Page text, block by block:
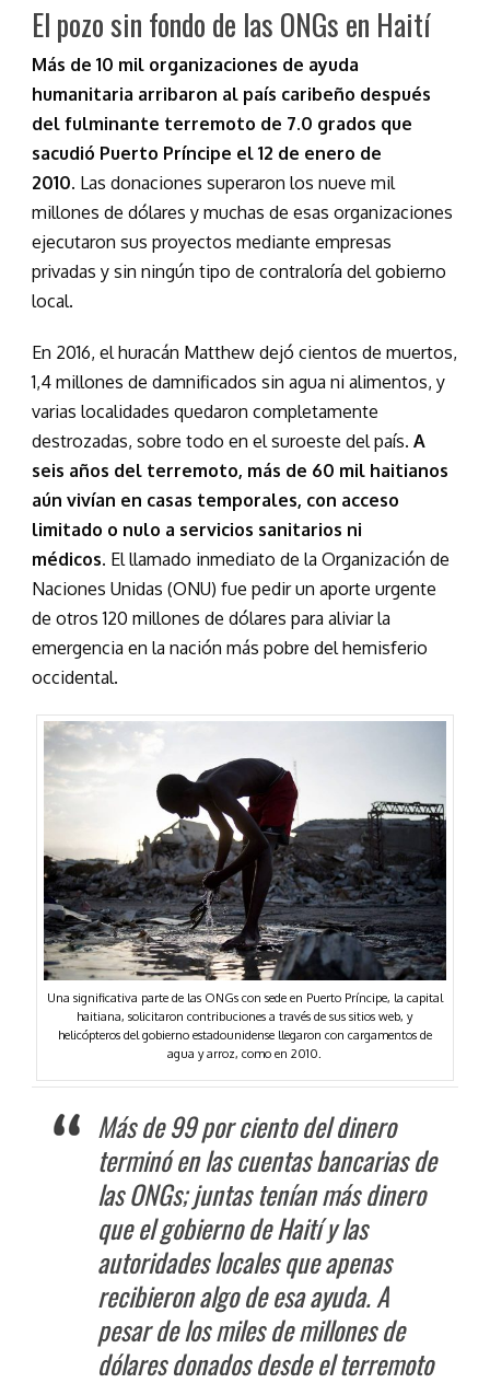
El pozo sin fondo de las ONGs en Haití
Más de 10 mil organizaciones de ayuda
humanitaria arribaron al país caribeño después
del fulminante terremoto de 7.0 grados que
sacudió Puerto Príncipe el 12 de enero de
2010. Las donaciones superaron los nueve mil
millones de dólares y muchas de esas organizaciones
ejecutaron sus proyectos mediante empresas
privadas y sin ningún tipo de contraloría del gobierno
local.
En 2016, el huracán Matthew dejó cientos de muertos,
1,4 millones de damnificados sin agua ni alimentos, y
varias localidades quedaron completamente
destrozadas, sobre todo en el suroeste del país. A
seis años del terremoto, más de 60 mil haitianos
aún vivían en casas temporales, con acceso
limitado o nulo a servicios sanitarios ni
médicos. El llamado inmediato de la Organización de
Naciones Unidas (ONU) fue pedir un aporte urgente
de otros 120 millones de dólares para aliviar la
emergencia en la nación más pobre del hemisferio
occidental.
Una significativa parte de las ONGs con sede en Puerto Príncipe, la capital
haitiana, solicitaron contribuciones a través de sus sitios web, y
helicópteros del gobierno estadounidense llegaron con cargamentos de
agua y arroz, como en 2010.
Más de 99 por ciento del dinero
terminó en las cuentas bancarias de
las ONGs; juntas tenían más dinero
que el gobierno de Haití y las
autoridades locales que apenas
recibieron algo de esa ayuda. A
pesar de los miles de millones de
dólares donados desde el terremoto